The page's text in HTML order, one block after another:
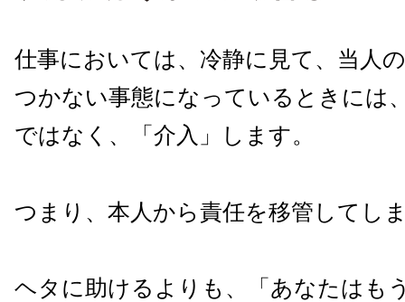
仕事においては、冷静に見て、当人
つかない事態になっているときには
ではなく、「介入」します。
つまり、本人から責任を移管してし
ヘタに助けるよりも、「あなたはも